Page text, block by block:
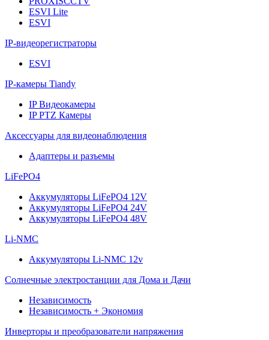
ESVI Lite
ESVI
IP-видеорегистраторы
ESVI
IP-камеры Tiandy
IP Видеокамеры
IP PTZ Камеры
Аксессуары для видеонаблюдения
Адаптеры и разъемы
LiFePO4
Аккумуляторы LiFePO4 12V
Аккумуляторы LiFePO4 24V
Аккумуляторы LiFePO4 48V
Li-NMC
Аккумуляторы Li-NMC 12v
Солнечные электростанции для Дома и Дачи
Независимость
Независимость + Экономия
Инверторы и преобразователи напряжения